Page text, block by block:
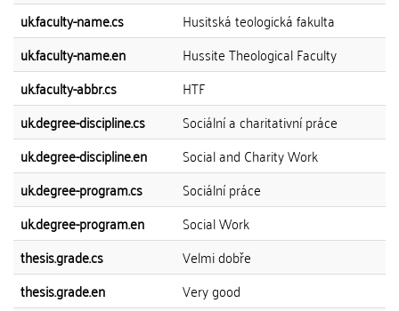
uk.faculty-name.cs
Husitská teologická fakulta
uk.faculty-name.en
Hussite Theological Faculty
uk.faculty-abbr.cs
HTF
uk.degree-discipline.cs
Sociální a charitativní práce
uk.degree-discipline.en
Social and Charity Work
uk.degree-program.cs
Sociální práce
uk.degree-program.en
Social Work
thesis.grade.cs
Velmi dobře
thesis.grade.en
Very good